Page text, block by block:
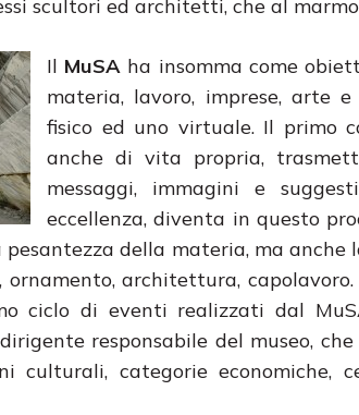
scultori ed architetti, che al
Il MuSA ha insomma come
materia, lavoro, imprese, arte
fisico ed uno virtuale. Il primo
anche di vita propria,
messaggi, immagini e
eccellenza, diventa in questo
della materia, ma
architettura,
ciclo di eventi realizzati dal
responsabile del museo,
culturali, categorie economiche,